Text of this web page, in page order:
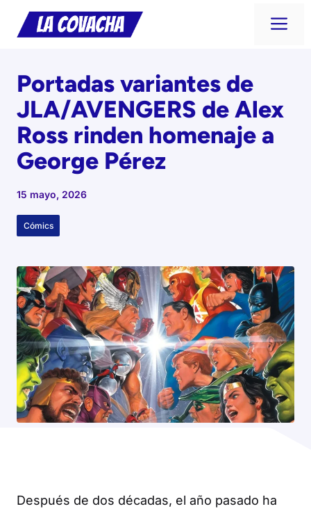
Saltar
Portadas variantes de
JLA/AVENGERS de Alex
Ross rinden homenaje a
George Pérez
15 mayo, 2026
Cómics
Después de dos décadas, el año pasado ha